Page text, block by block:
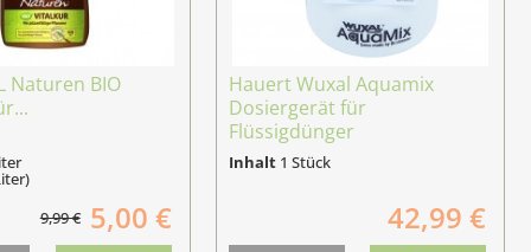
Naturen BIO
9,99 € 5,00 €
Hauert Wuxal Aquamix
Dosiergerät für
Flüssigdünger
Inhalt 1 Stück
42,99 €